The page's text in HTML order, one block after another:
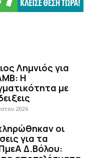
Λημνιός για
Η
με
2026
οι
για τα
Δ.Βόλου: